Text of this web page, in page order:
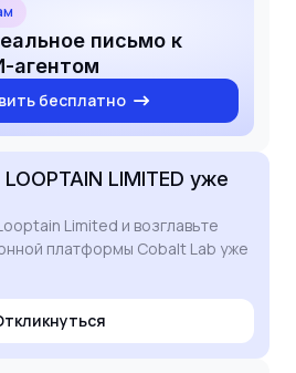
письмо к
агентом
бесплатно
LOOPTAIN LIMITED уже
Limited и возглавьте
платформы Cobalt Lab уже